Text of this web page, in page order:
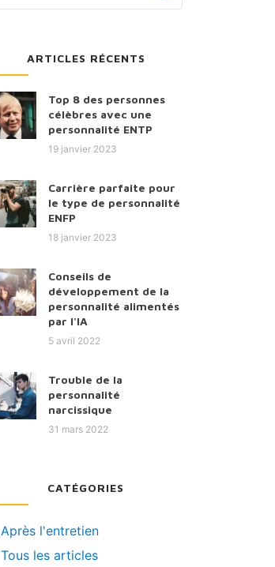
ARTICLES RÉCENTS
Top 8 des personnes
célèbres avec une
personnalité ENTP
19 janvier 2023
Carrière parfaite pour
le type de personnalité
ENFP
18 janvier 2023
Conseils de
développement de la
personnalité alimentés
par l'IA
5 avril 2022
Trouble de la
personnalité
narcissique
31 mars 2022
CATÉGORIES
Après l'entretien
Tous les articles